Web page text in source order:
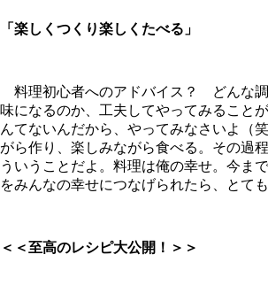
「楽しくつくり楽しくたべる」
料理初心者へのアドバイス？ どんな調
味になるのか、工夫してやってみること
んてないんだから、やってみなさいよ（
がら作り、楽しみながら食べる。その過
ういうことだよ。料理は俺の幸せ。今ま
をみんなの幸せにつなげられたら、とても
＜＜至高のレシピ大公開！＞＞